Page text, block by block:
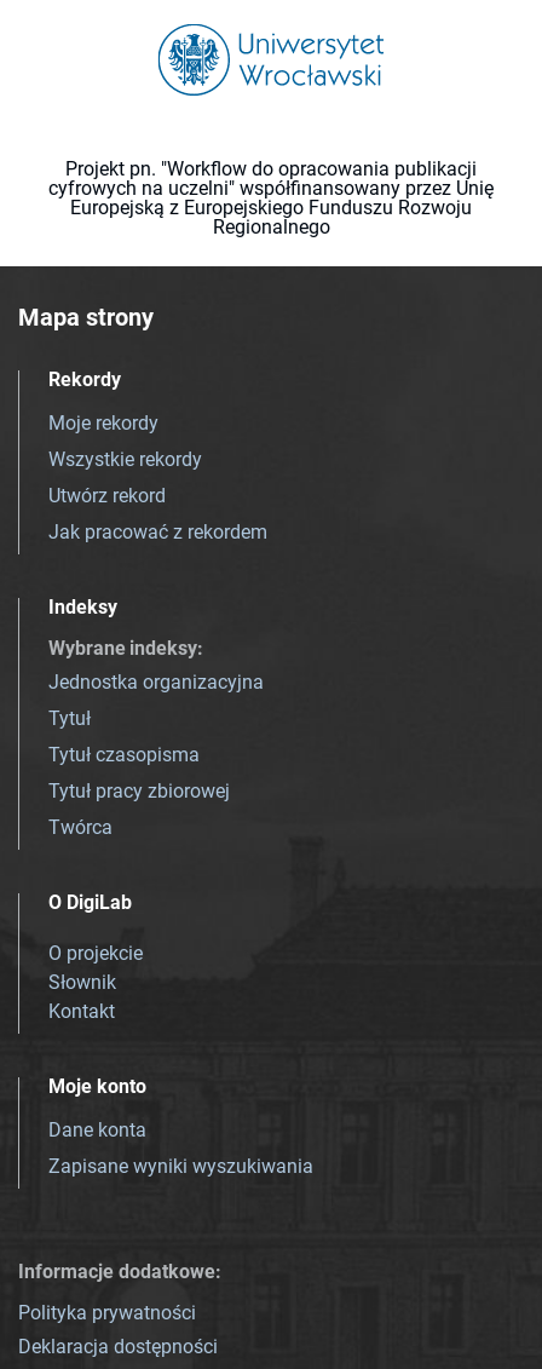
Projekt pn. "Workflow do opracowania publikacji
cyfrowych na uczelni" współfinansowany przez Unię
Europejską z Europejskiego Funduszu Rozwoju
Regionalnego
Mapa strony
Rekordy
Moje rekordy
Wszystkie rekordy
Utwórz rekord
Jak pracować z rekordem
Indeksy
Wybrane indeksy:
Jednostka organizacyjna
Tytuł
Tytuł czasopisma
Tytuł pracy zbiorowej
Twórca
O DigiLab
O projekcie
Słownik
Kontakt
Moje konto
Dane konta
Zapisane wyniki wyszukiwania
Informacje dodatkowe:
Polityka prywatności
Deklaracja dostępności